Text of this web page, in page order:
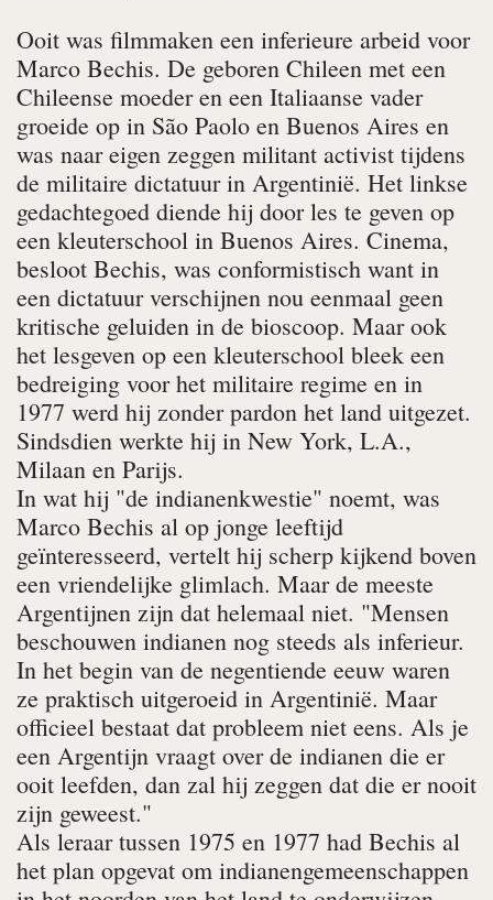
Ooit was filmmaken een inferieure arbeid voor
Marco Bechis. De geboren Chileen met een
Chileense moeder en een Italiaanse vader
groeide op in São Paolo en Buenos Aires en
was naar eigen zeggen militant activist tijdens
de militaire dictatuur in Argentinië. Het linkse
gedachtegoed diende hij door les te geven op
een kleuterschool in Buenos Aires. Cinema,
besloot Bechis, was conformistisch want in
een dictatuur verschijnen nou eenmaal geen
kritische geluiden in de bioscoop. Maar ook
het lesgeven op een kleuterschool bleek een
bedreiging voor het militaire regime en in
1977 werd hij zonder pardon het land uitgezet.
Sindsdien werkte hij in New York, L.A.,
Milaan en Parijs.
In wat hij "de indianenkwestie" noemt, was
Marco Bechis al op jonge leeftijd
geïnteresseerd, vertelt hij scherp kijkend boven
een vriendelijke glimlach. Maar de meeste
Argentijnen zijn dat helemaal niet. "Mensen
beschouwen indianen nog steeds als inferieur.
In het begin van de negentiende eeuw waren
ze praktisch uitgeroeid in Argentinië. Maar
officieel bestaat dat probleem niet eens. Als je
een Argentijn vraagt over de indianen die er
ooit leefden, dan zal hij zeggen dat die er nooit
zijn geweest."
Als leraar tussen 1975 en 1977 had Bechis al
het plan opgevat om indianengemeenschappen